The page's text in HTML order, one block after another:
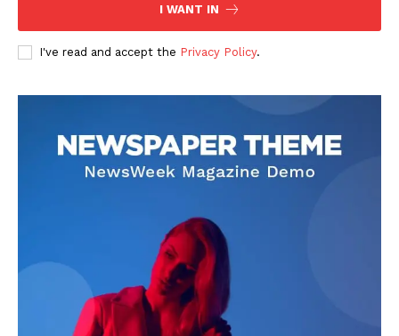
DOWNLOAD NOW
AIN NEWS 1
Contact Us
About Us
Privacy Policy
I WANT IN
I've read and accept the Privacy Policy.